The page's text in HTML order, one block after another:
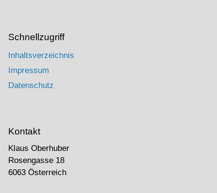
Schnellzugriff
Inhaltsverzeichnis
Impressum
Datenschutz
Kontakt
Klaus Oberhuber
Rosengasse 18
6063 Österreich